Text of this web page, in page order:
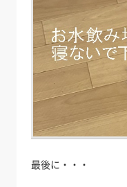
最後に・・・